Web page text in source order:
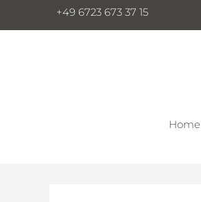
+49 6723 673 37 15
Home